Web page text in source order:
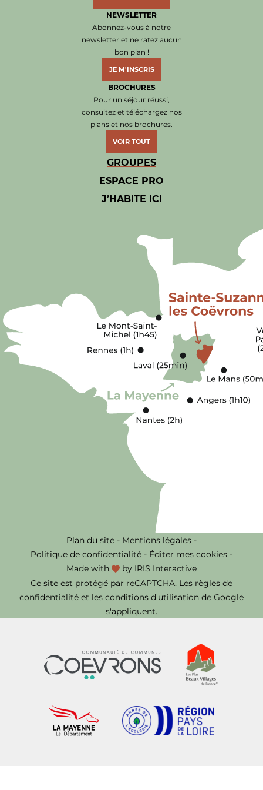
NEWSLETTER
Abonnez-vous à notre
newsletter et ne ratez aucun
bon plan !
JE M'INSCRIS
BROCHURES
Pour un séjour réussi,
consultez et téléchargez nos
plans et nos brochures.
VOIR TOUT
GROUPES
ESPACE PRO
J’HABITE ICI
Plan du site - Mentions légales -
Politique de confidentialité - Éditer mes cookies -
Made with
by IRIS Interactive
Ce site est protégé par reCAPTCHA. Les règles de
confidentialité et les conditions d'utilisation de Google
s'appliquent.